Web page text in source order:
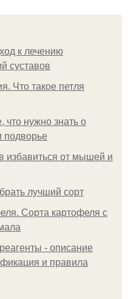
к лечению
суставов
Что такое петля
что нужно знать о
подворье
избавиться от мышей и
лучший сорт
Сорта картофеля с
- описание
и правила